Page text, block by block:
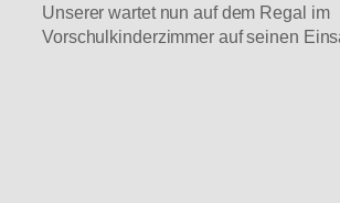
Unserer wartet nun auf dem Regal im
Vorschulkinderzimmer auf seinen